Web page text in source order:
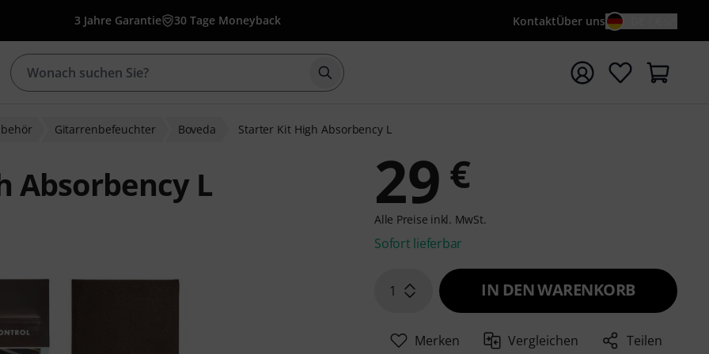
3 Jahre Garantie 30 Tage Moneyback KontaktÜber uns
Suche mit Suchwort {searchTerm} starten
Gitarrenbefeuchter Boveda Starter Kit High Absorbency L
Absorbency L 29 €
Alle Preise inkl. MwSt.
Sofort lieferbar
1 IN DEN WARENKORB
Merken Vergleichen Teilen